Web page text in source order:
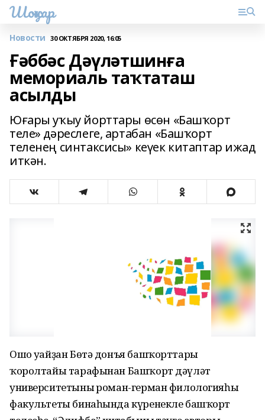
Шоңҡар
Новости 30 ОКТЯБРЯ 2020, 16:05
Ғәббәс Дәүләтшинға
мемориаль таҡтаташ
асылды
Юғары уҡыу йорттары өсөн «Башҡорт
теле» дәреслеге, артабан «Башҡорт
теленең синтаксисы» кеүек китаптар ижад
иткән.
Ошо уңайҙан Бөтә донъя башҡорттары
ҡоролтайы тарафынан Башҡорт дәүләт
университетының роман-герман филологияһы
факультеты бинаһында күренекле башҡорт